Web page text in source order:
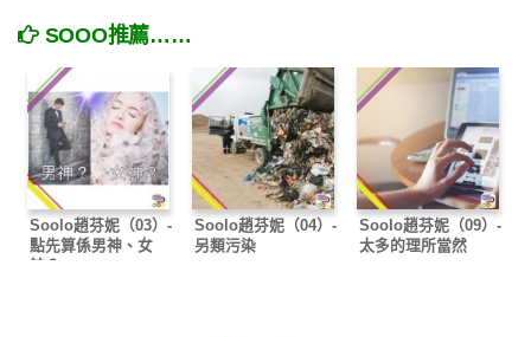
SOOO推薦……
Soolo趙芬妮（03）-
點先算係男神、女
神？
Soolo趙芬妮（04）-
另類污染
Soolo趙芬妮（09）-
太多的理所當然